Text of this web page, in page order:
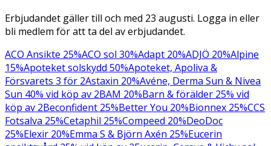
Erbjudandet gäller till och med 23 augusti. Logga in eller
bli medlem för att ta del av erbjudandet.
ACO Ansikte 25%ACO sol 30%Adapt 20%ADJÖ 20%Alpine
15%Apoteket solskydd 50%Apoteket, Apoliva &
Försvarets 3 för 2Astaxin 20%Avéne, Derma Sun & Nivea
Sun 40% vid köp av 2BAM 20%Barn & förälder 25% vid
köp av 2Beconfident 25%Better You 20%Bionnex 25%CCS
Fotsalva 25%Cetaphil 25%Compeed 20%DeoDoc
25%Elexir 20%Emma S & Björn Axén 25%Eucerin